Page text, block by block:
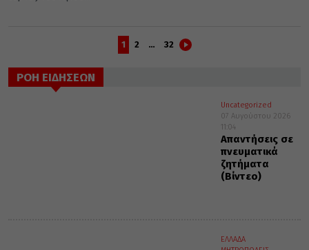
1 2 … 32
ΡΟΗ ΕΙΔΗΣΕΩΝ
Uncategorized
07 Αυγούστου 2026
11:04
Απαντήσεις σε
πνευματικά
ζητήματα
(Βίντεο)
ΕΛΛΑΔΑ